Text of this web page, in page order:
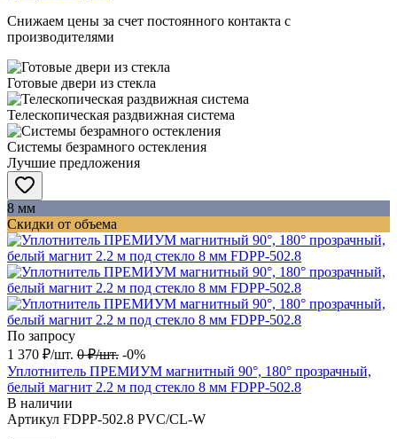
Снижаем цены за счет постоянного контакта с
производителями
Готовые двери из стекла
Телескопическая раздвижная система
Системы безрамного остекления
Лучшие предложения
8 мм
Скидки от объема
По запросу
1 370 ₽/шт. 0 ₽/шт. -0%
Уплотнитель ПРЕМИУМ магнитный 90°, 180° прозрачный,
белый магнит 2.2 м под стекло 8 мм FDPP-502.8
В наличии
Артикул FDPP-502.8 PVC/CL-W